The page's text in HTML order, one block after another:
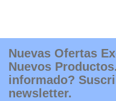
Nuevas Ofertas
Nuevos
informado?
newsletter.